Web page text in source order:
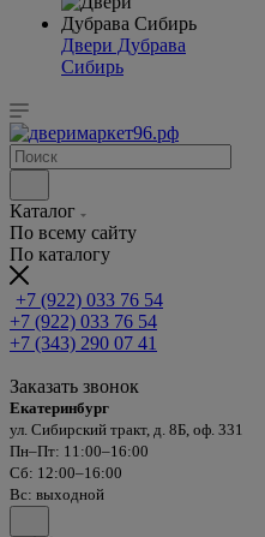
Двери Дубрава
Сибирь
Каталог
По всему сайту
По каталогу
+7 (922) 033 76 54
+7 (922) 033 76 54
+7 (343) 290 07 41
Заказать звонок
Екатеринбург
ул. Сибирский тракт, д. 8Б, оф. 331
Пн–Пт: 11:00–16:00
Сб: 12:00–16:00
Вс: выходной